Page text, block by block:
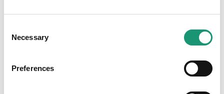
Selection
Necessary
Preferences